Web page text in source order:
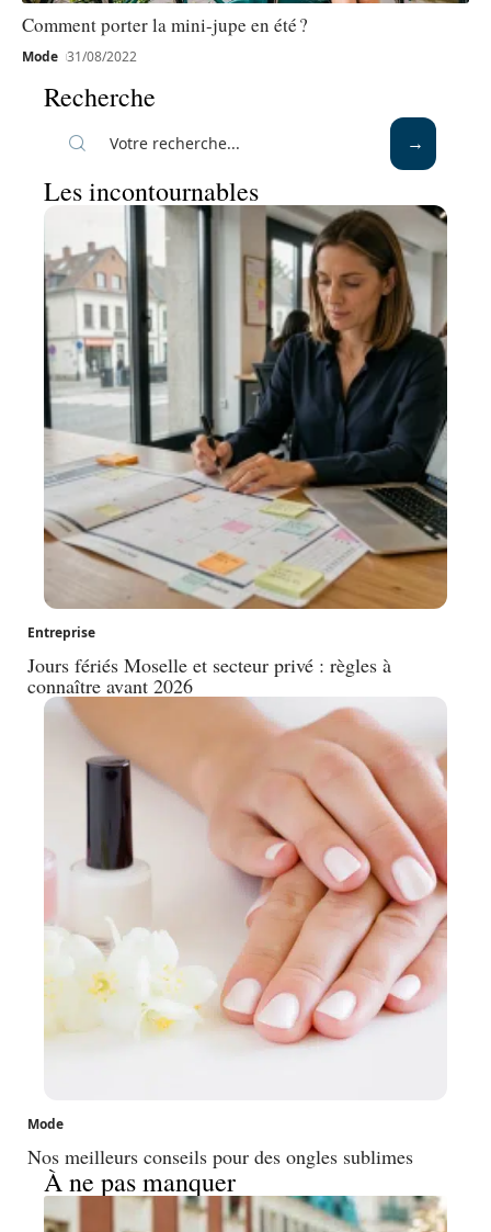
Comment porter la mini-jupe en été ?
Mode 31/08/2022
Recherche
Les incontournables
Entreprise
Jours fériés Moselle et secteur privé : règles à
connaître avant 2026
Mode
Nos meilleurs conseils pour des ongles sublimes
À ne pas manquer